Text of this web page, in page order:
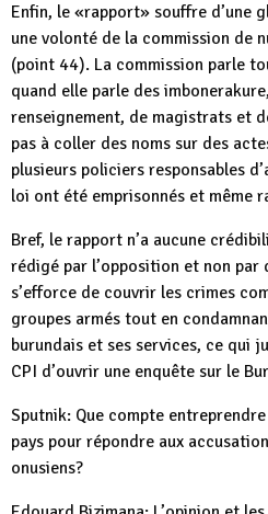
Enfin, le «rapport» souffre d’une
une volonté de la commission de
(point 44). La commission parle
quand elle parle des
renseignement, de magistrats et
pas à coller des noms sur des
plusieurs policiers responsables
loi ont été emprisonnés et même
Bref, le rapport n’a aucune
rédigé par l’opposition et non par
s’efforce de couvrir les crimes
groupes armés tout en
burundais et ses services, ce qui
CPI d’ouvrir une enquête sur le
Sputnik: Que compte
pays pour répondre aux
onusiens?